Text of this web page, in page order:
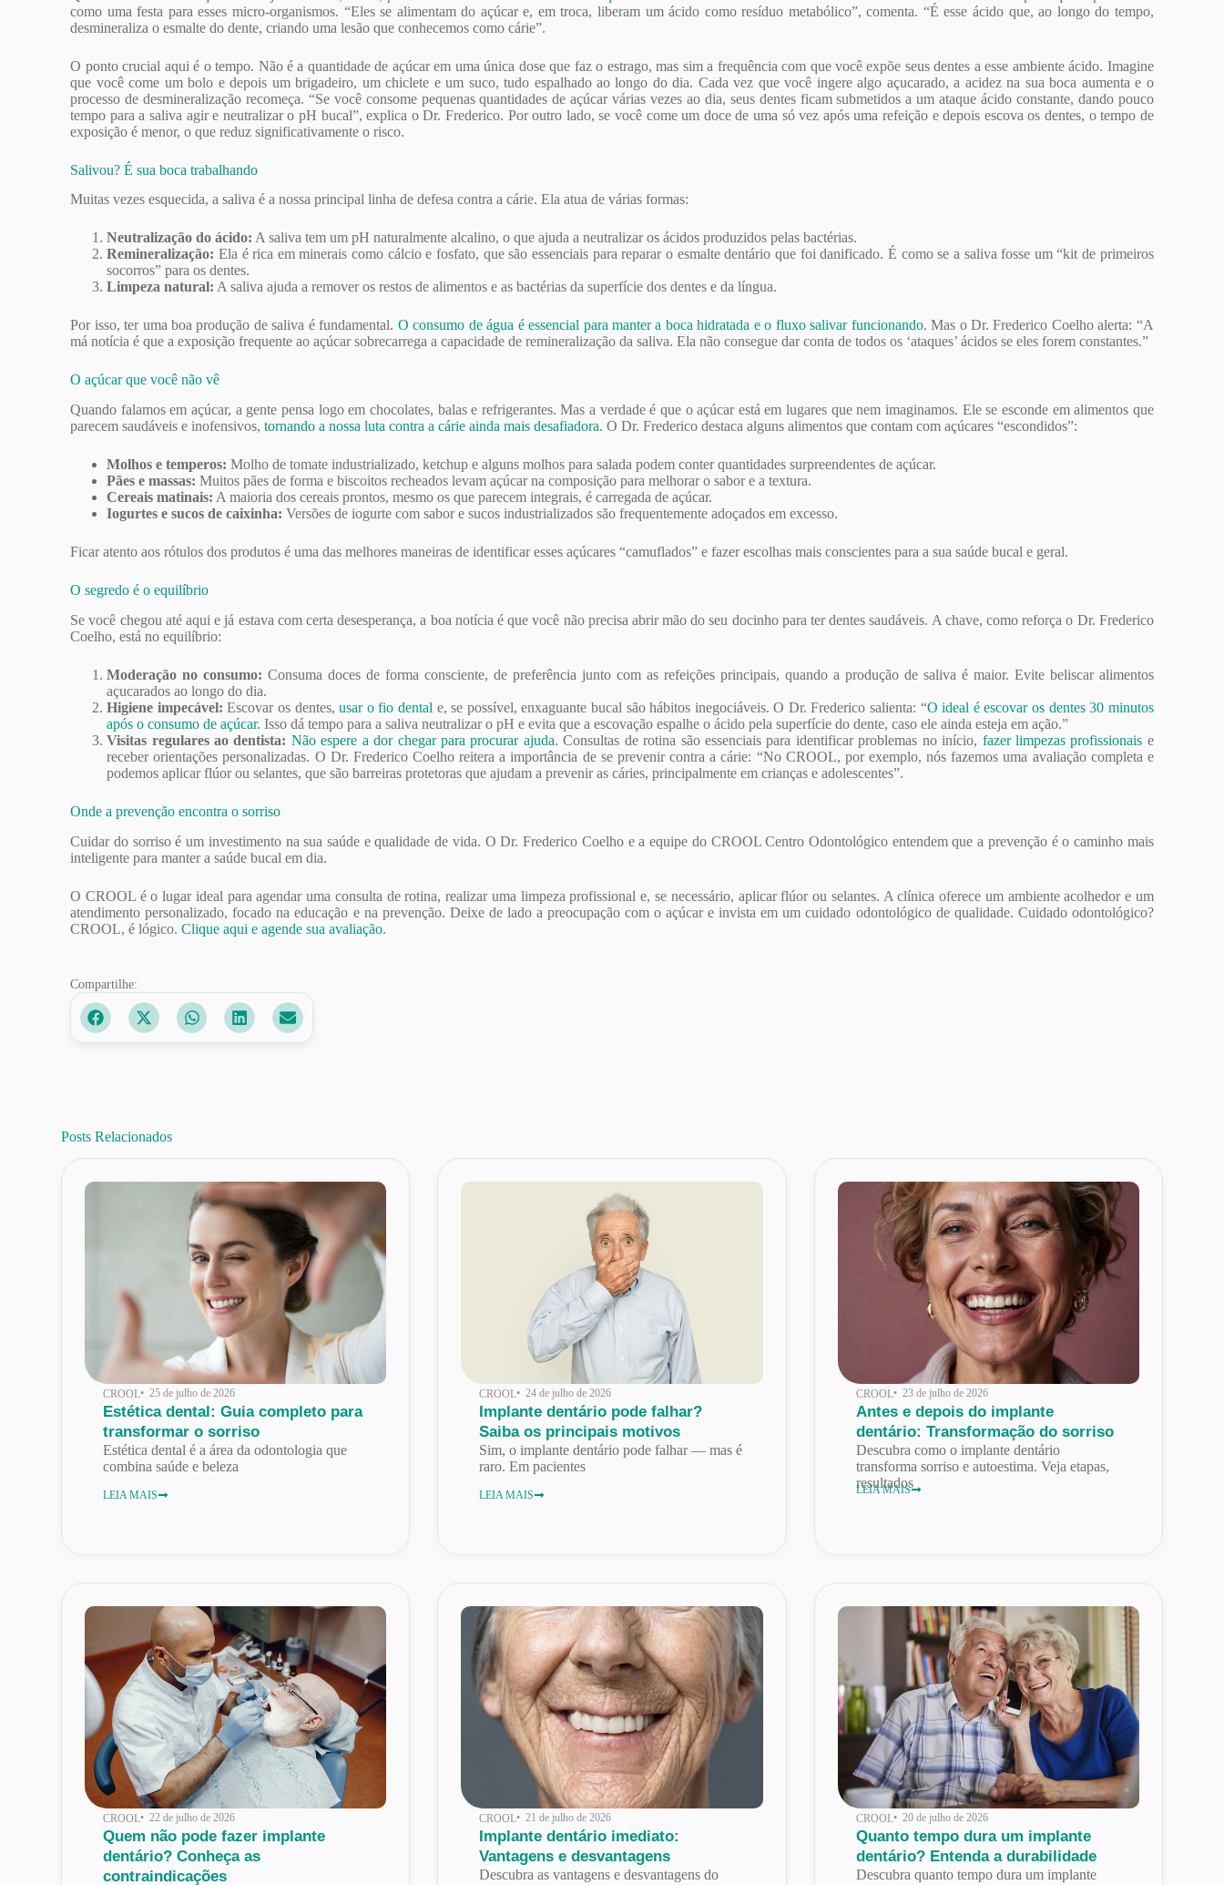
como uma festa para esses micro-organismos. “Eles se alimentam do açúcar e, em troca, liberam um ácido como resíduo metabólico”, comenta. “É esse ácido que, ao longo do tempo,
desmineraliza o esmalte do dente, criando uma lesão que conhecemos como cárie”.
O ponto crucial aqui é o tempo. Não é a quantidade de açúcar em uma única dose que faz o estrago, mas sim a frequência com que você expõe seus dentes a esse ambiente ácido. Imagine
que você come um bolo e depois um brigadeiro, um chiclete e um suco, tudo espalhado ao longo do dia. Cada vez que você ingere algo açucarado, a acidez na sua boca aumenta e o
processo de desmineralização recomeça. “Se você consome pequenas quantidades de açúcar várias vezes ao dia, seus dentes ficam submetidos a um ataque ácido constante, dando pouco
tempo para a saliva agir e neutralizar o pH bucal”, explica o Dr. Frederico. Por outro lado, se você come um doce de uma só vez após uma refeição e depois escova os dentes, o tempo de
exposição é menor, o que reduz significativamente o risco.
Salivou? É sua boca trabalhando
Muitas vezes esquecida, a saliva é a nossa principal linha de defesa contra a cárie. Ela atua de várias formas:
Neutralização do ácido: A saliva tem um pH naturalmente alcalino, o que ajuda a neutralizar os ácidos produzidos pelas bactérias.
Remineralização: Ela é rica em minerais como cálcio e fosfato, que são essenciais para reparar o esmalte dentário que foi danificado. É como se a saliva fosse um “kit de primeiros
socorros” para os dentes.
Limpeza natural: A saliva ajuda a remover os restos de alimentos e as bactérias da superfície dos dentes e da língua.
Por isso, ter uma boa produção de saliva é fundamental. O consumo de água é essencial para manter a boca hidratada e o fluxo salivar funcionando. Mas o Dr. Frederico Coelho alerta: “A
má notícia é que a exposição frequente ao açúcar sobrecarrega a capacidade de remineralização da saliva. Ela não consegue dar conta de todos os ‘ataques’ ácidos se eles forem constantes.”
O açúcar que você não vê
Quando falamos em açúcar, a gente pensa logo em chocolates, balas e refrigerantes. Mas a verdade é que o açúcar está em lugares que nem imaginamos. Ele se esconde em alimentos que
parecem saudáveis e inofensivos,tornando a nossa luta contra a cárie ainda mais desafiadora. O Dr. Frederico destaca alguns alimentos que contam com açúcares “escondidos”:
Molhos e temperos: Molho de tomate industrializado, ketchup e alguns molhos para salada podem conter quantidades surpreendentes de açúcar.
Pães e massas: Muitos pães de forma e biscoitos recheados levam açúcar na composição para melhorar o sabor e a textura.
Cereais matinais: A maioria dos cereais prontos, mesmo os que parecem integrais, é carregada de açúcar.
Iogurtes e sucos de caixinha: Versões de iogurte com sabor e sucos industrializados são frequentemente adoçados em excesso.
Ficar atento aos rótulos dos produtos é uma das melhores maneiras de identificar esses açúcares “camuflados” e fazer escolhas mais conscientes para a sua saúde bucal e geral.
O segredo é o equilíbrio
Se você chegou até aqui e já estava com certa desesperança, a boa notícia é que você não precisa abrir mão do seu docinho para ter dentes saudáveis. A chave, como reforça o Dr. Frederico
Coelho, está no equilíbrio:
Moderação no consumo: Consuma doces de forma consciente, de preferência junto com as refeições principais, quando a produção de saliva é maior. Evite beliscar alimentos
açucarados ao longo do dia.
Higiene impecável: Escovar os dentes, usar o fio dental e, se possível, enxaguante bucal são hábitos inegociáveis. O Dr. Frederico salienta: “O ideal é escovar os dentes 30 minutos
após o consumo de açúcar. Isso dá tempo para a saliva neutralizar o pH e evita que a escovação espalhe o ácido pela superfície do dente, caso ele ainda esteja em ação.”
Visitas regulares ao dentista: Não espere a dor chegar para procurar ajuda. Consultas de rotina são essenciais para identificar problemas no início, fazer limpezas profissionais e
receber orientações personalizadas. O Dr. Frederico Coelho reitera a importância de se prevenir contra a cárie: “No CROOL, por exemplo, nós fazemos uma avaliação completa e
podemos aplicar flúor ou selantes, que são barreiras protetoras que ajudam a prevenir as cáries, principalmente em crianças e adolescentes”.
Onde a prevenção encontra o sorriso
Cuidar do sorriso é um investimento na sua saúde e qualidade de vida. O Dr. Frederico Coelho e a equipe do CROOL Centro Odontológico entendem que a prevenção é o caminho mais
inteligente para manter a saúde bucal em dia.
O CROOL é o lugar ideal para agendar uma consulta de rotina, realizar uma limpeza profissional e, se necessário, aplicar flúor ou selantes. A clínica oferece um ambiente acolhedor e um
atendimento personalizado, focado na educação e na prevenção. Deixe de lado a preocupação com o açúcar e invista em um cuidado odontológico de qualidade. Cuidado odontológico?
CROOL, é lógico.Clique aqui e agende sua avaliação.
Compartilhe:
Posts Relacionados
CROOL• 25 de julho de 2026
Estética dental: Guia completo para
transformar o sorriso
Estética dental é a área da odontologia que
combina saúde e beleza
LEIA MAIS
CROOL• 24 de julho de 2026
Implante dentário pode falhar?
Saiba os principais motivos
Sim, o implante dentário pode falhar — mas é
raro. Em pacientes
LEIA MAIS
CROOL• 23 de julho de 2026
Antes e depois do implante
dentário: Transformação do sorriso
Descubra como o implante dentário
transforma sorriso e autoestima. Veja etapas,
resultados
LEIA MAIS
CROOL• 22 de julho de 2026
Quem não pode fazer implante
dentário? Conheça as
contraindicações
CROOL• 21 de julho de 2026
Implante dentário imediato:
Vantagens e desvantagens
Descubra as vantagens e desvantagens do
CROOL• 20 de julho de 2026
Quanto tempo dura um implante
dentário? Entenda a durabilidade
Descubra quanto tempo dura um implante